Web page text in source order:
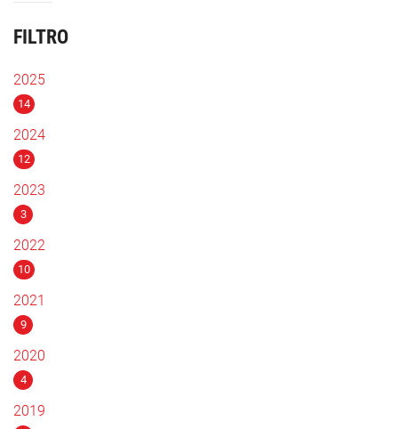
FILTRO
2025
14
2024
12
2023
3
2022
10
2021
9
2020
4
2019